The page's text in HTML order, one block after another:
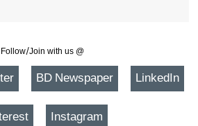
Follow/Join with us @
BD Newspaper LinkedIn
Instagram